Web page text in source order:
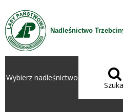
Przejdź do treści
Nadleśnictwo
Wybierz nadleśnictwo 